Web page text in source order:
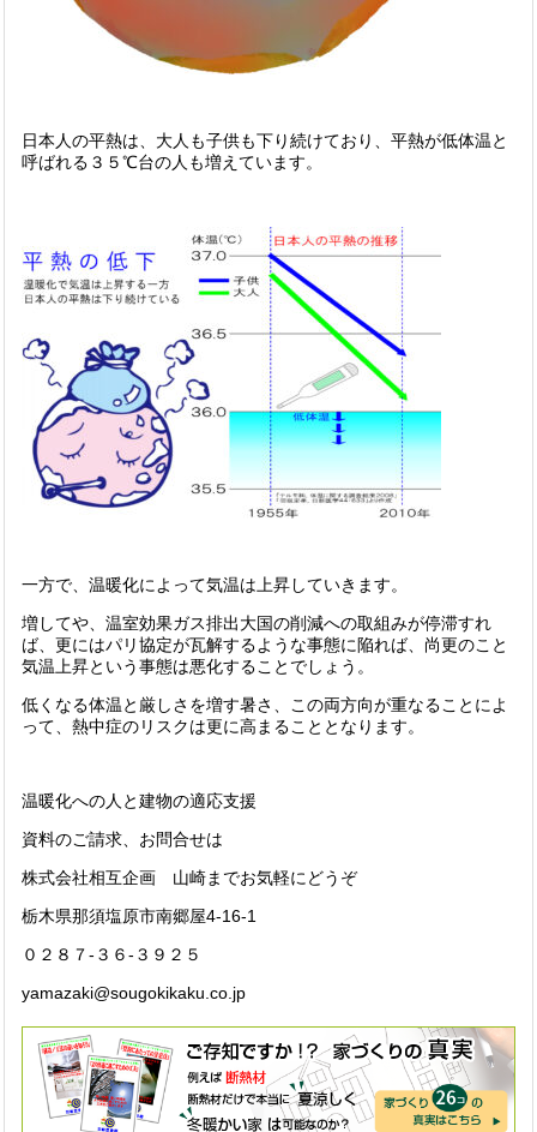
日本人の平熱は、大人も子供も下り続けており、平熱が低体温と
呼ばれる３５℃台の人も増えています。
一方で、温暖化によって気温は上昇していきます。
増してや、温室効果ガス排出大国の削減への取組みが停滞すれ
ば、更にはパリ協定が瓦解するような事態に陥れば、尚更のこと
気温上昇という事態は悪化することでしょう。
低くなる体温と厳しさを増す暑さ、この両方向が重なることによ
って、熱中症のリスクは更に高まることとなります。
温暖化への人と建物の適応支援
資料のご請求、お問合せは
株式会社相互企画 山崎までお気軽にどうぞ
栃木県那須塩原市南郷屋4-16-1
０２８７-３６-３９２５
yamazaki@sougokikaku.co.jp